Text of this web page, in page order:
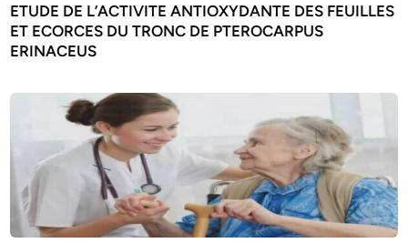
ETUDE DE L’ACTIVITE ANTIOXYDANTE DES FEUILLES
ET ECORCES DU TRONC DE PTEROCARPUS
ERINACEUS